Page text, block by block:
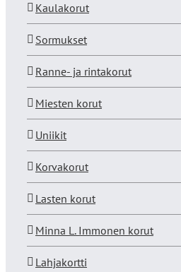
Kaulakorut
Sormukset
Ranne- ja rintakorut
Miesten korut
Uniikit
Korvakorut
Lasten korut
Minna L. Immonen korut
Lahjakortti